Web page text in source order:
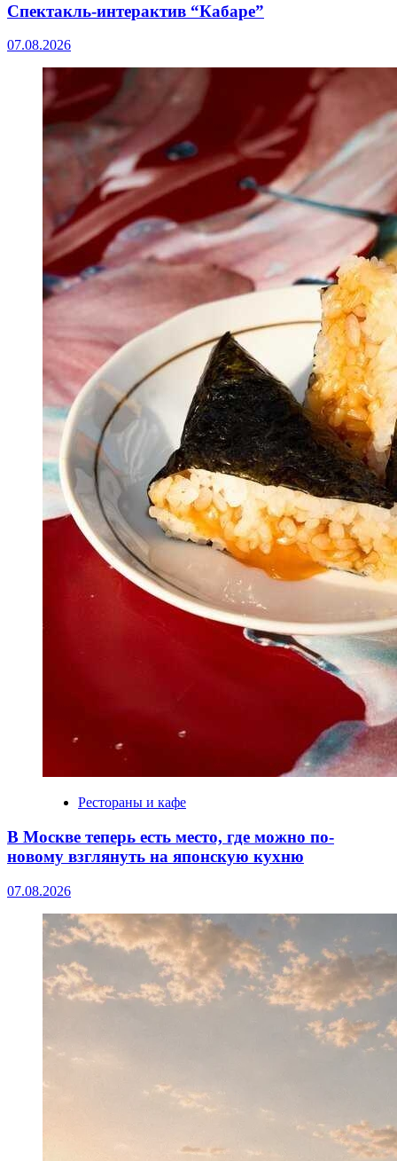
Спектакль-интерактив “Кабаре”
07.08.2026
Рестораны и кафе
В Москве теперь есть место, где можно по-
новому взглянуть на японскую кухню
07.08.2026